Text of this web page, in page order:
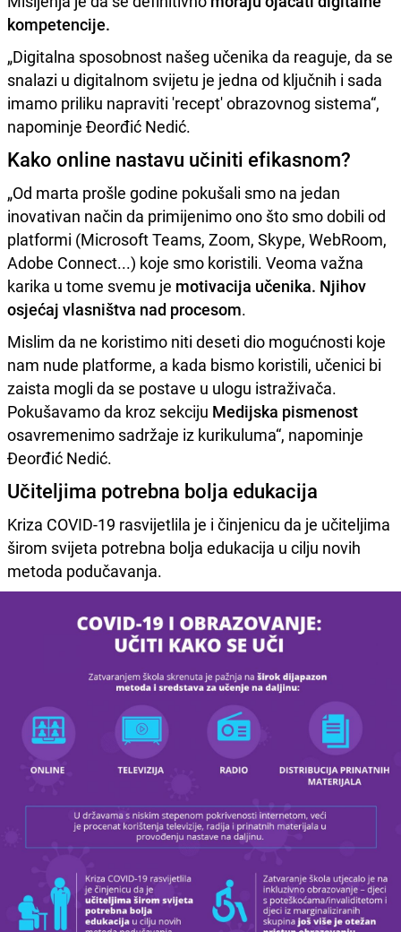
kompetencije.
„Digitalna sposobnost našeg učenika da reaguje, da se
snalazi u digitalnom svijetu je jedna od ključnih i sada
imamo priliku napraviti 'recept' obrazovnog sistema“,
napominje Đeorđić Nedić.
Kako online nastavu učiniti efikasnom?
„Od marta prošle godine pokušali smo na jedan
inovativan način da primijenimo ono što smo dobili od
platformi (Microsoft Teams, Zoom, Skype, WebRoom,
Adobe Connect...) koje smo koristili. Veoma važna
karika u tome svemu je motivacija učenika. Njihov
osjećaj vlasništva nad procesom.
Mislim da ne koristimo niti deseti dio mogućnosti koje
nam nude platforme, a kada bismo koristili, učenici bi
zaista mogli da se postave u ulogu istraživača.
Pokušavamo da kroz sekciju Medijska pismenost
osavremenimo sadržaje iz kurikuluma“, napominje
Đeorđić Nedić.
Učiteljima potrebna bolja edukacija
Kriza COVID-19 rasvijetlila je i činjenicu da je učiteljima
širom svijeta potrebna bolja edukacija u cilju novih
metoda podučavanja.